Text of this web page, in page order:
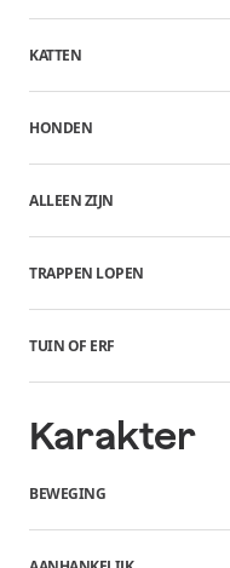
KATTEN
HONDEN
ALLEEN ZIJN
TRAPPEN LOPEN
TUIN OF ERF
Karakter
BEWEGING